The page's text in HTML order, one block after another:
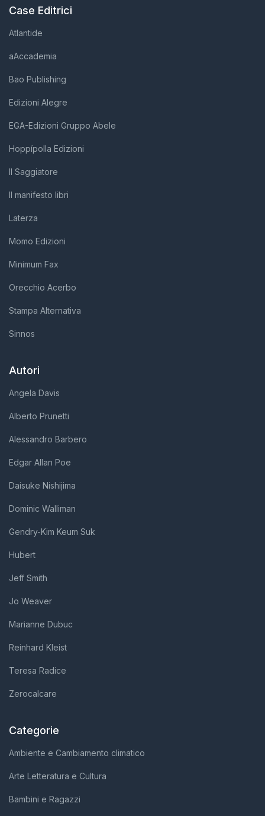
Case Editrici
Atlantide
aAccademia
Bao Publishing
Edizioni Alegre
EGA-Edizioni Gruppo Abele
Hoppípolla Edizioni
Il Saggiatore
Il manifesto libri
Laterza
Momo Edizioni
Minimum Fax
Orecchio Acerbo
Stampa Alternativa
Sinnos
Autori
Angela Davis
Alberto Prunetti
Alessandro Barbero
Edgar Allan Poe
Daisuke Nishijima
Dominic Walliman
Gendry-Kim Keum Suk
Hubert
Jeff Smith
Jo Weaver
Marianne Dubuc
Reinhard Kleist
Teresa Radice
Zerocalcare
Categorie
Ambiente e Cambiamento climatico
Arte Letteratura e Cultura
Bambini e Ragazzi